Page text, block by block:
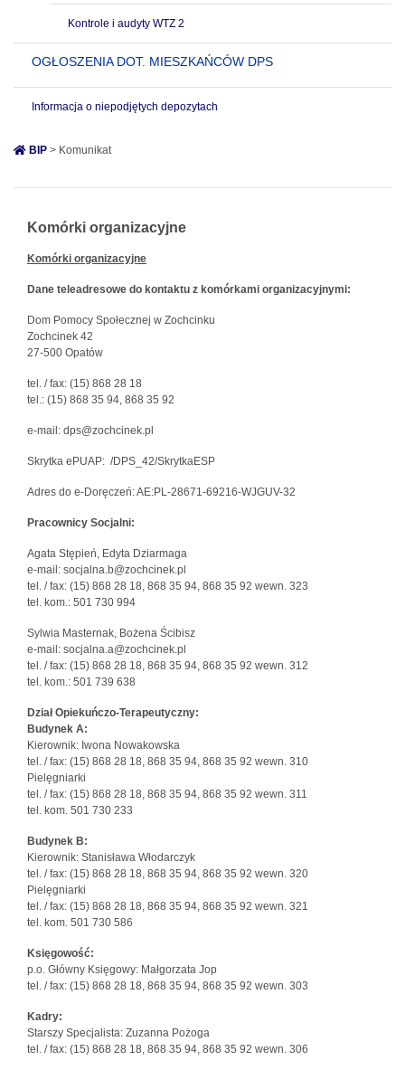
Kontrole i audyty WTZ 2
OGŁOSZENIA DOT. MIESZKAŃCÓW DPS
Informacja o niepodjętych depozytach
BIP > Komunikat
Komórki organizacyjne
Komórki organizacyjne
Dane teleadresowe do kontaktu z komórkami organizacyjnymi:
Dom Pomocy Społecznej w Zochcinku
Zochcinek 42
27-500 Opatów
tel. / fax: (15) 868 28 18
tel.: (15) 868 35 94, 868 35 92
e-mail: dps@zochcinek.pl
Skrytka ePUAP: /DPS_42/SkrytkaESP
Adres do e-Doręczeń: AE:PL-28671-69216-WJGUV-32
Pracownicy Socjalni:
Agata Stępień, Edyta Dziarmaga
e-mail: socjalna.b@zochcinek.pl
tel. / fax: (15) 868 28 18, 868 35 94, 868 35 92 wewn. 323
tel. kom.: 501 730 994
Sylwia Masternak, Bożena Ścibisz
e-mail: socjalna.a@zochcinek.pl
tel. / fax: (15) 868 28 18, 868 35 94, 868 35 92 wewn. 312
tel. kom.: 501 739 638
Dział Opiekuńczo-Terapeutyczny:
Budynek A:
Kierownik: Iwona Nowakowska
tel. / fax: (15) 868 28 18, 868 35 94, 868 35 92 wewn. 310
Pielęgniarki
tel. / fax: (15) 868 28 18, 868 35 94, 868 35 92 wewn. 311
tel. kom. 501 730 233
Budynek B:
Kierownik: Stanisława Włodarczyk
tel. / fax: (15) 868 28 18, 868 35 94, 868 35 92 wewn. 320
Pielęgniarki
tel. / fax: (15) 868 28 18, 868 35 94, 868 35 92 wewn. 321
tel. kom. 501 730 586
Księgowość:
p.o. Główny Księgowy: Małgorzata Jop
tel. / fax: (15) 868 28 18, 868 35 94, 868 35 92 wewn. 303
Kadry:
Starszy Specjalista: Zuzanna Pożoga
tel. / fax: (15) 868 28 18, 868 35 94, 868 35 92 wewn. 306